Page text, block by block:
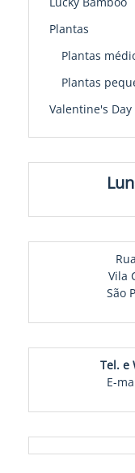
Plantas
Plantas
Plantas
Valentine's Day
Vila
São
Tel. e
E-